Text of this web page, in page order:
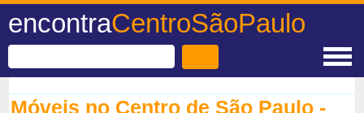
encontraCentroSãoPaulo
Móveis no Centro de São Paulo -